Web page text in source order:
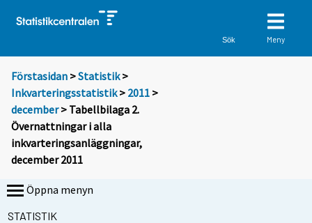
Sök Meny
Förstasidan >Statistik >
Inkvarteringsstatistik> 2011 >
december> Tabellbilaga 2.
Övernattningar i alla
inkvarteringsanläggningar,
december 2011
Öppna menyn
STATISTIK